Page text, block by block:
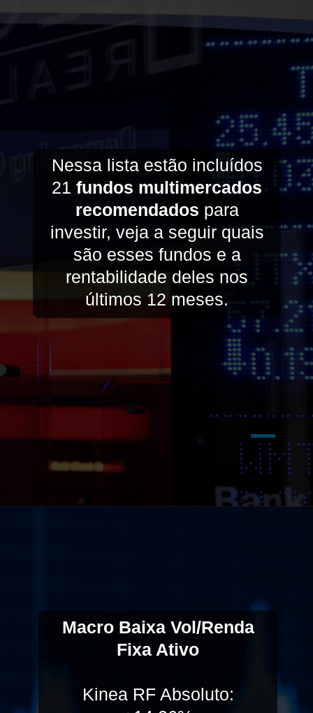
Nessa lista estão incluídos
21fundos multimercados
recomendados para
investir, veja a seguir quais
são esses fundos e a
rentabilidade deles nos
últimos 12 meses.
Macro Baixa Vol/Renda
Fixa Ativo
Kinea RF Absoluto: